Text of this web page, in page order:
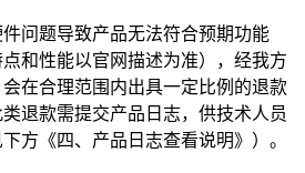
问题导致产品无法符合预期功能
点和性能以官网描述为准），经我方
在合理范围内出具一定比例的退款
退款需提交产品日志，供技术人员
方《四、产品日志查看说明》）。